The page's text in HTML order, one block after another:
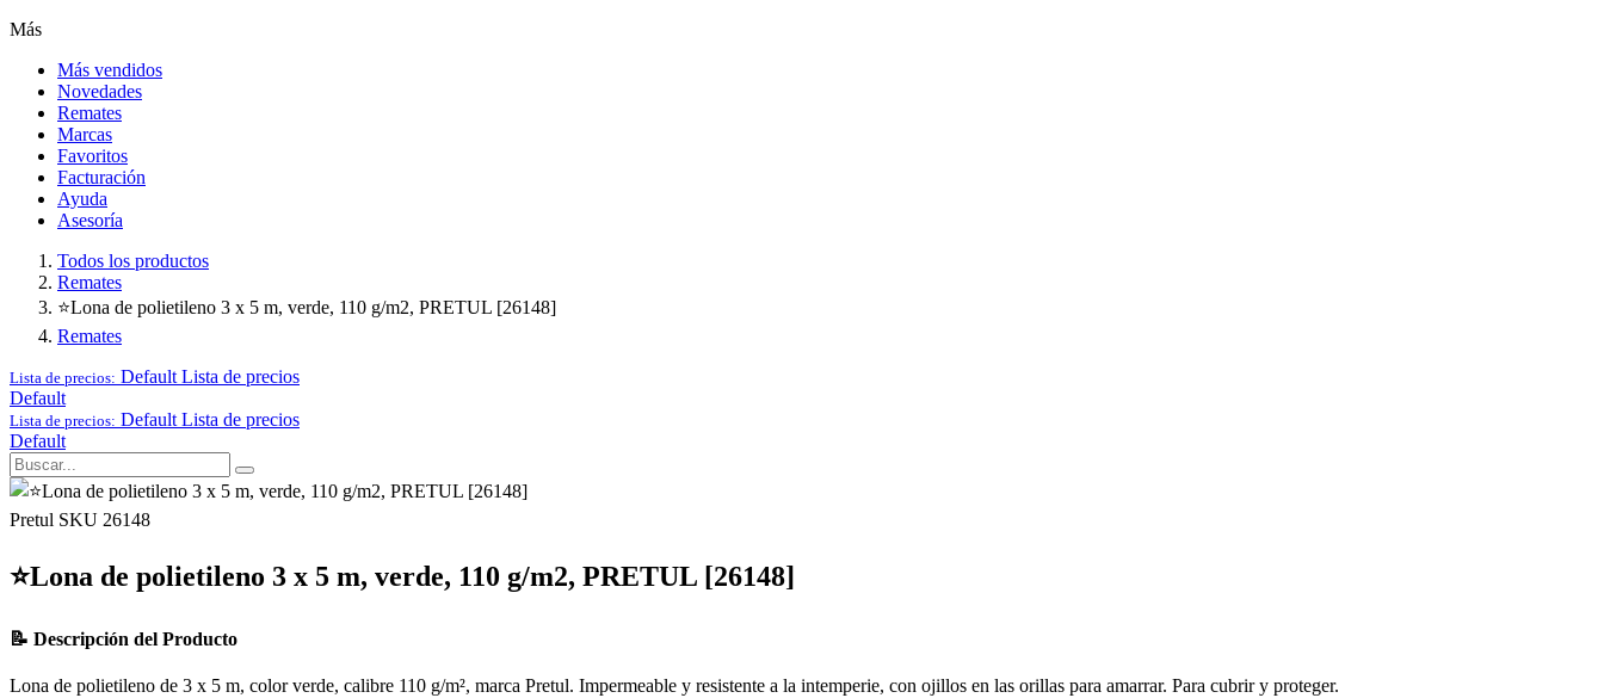
Más
Más vendidos
Novedades
Remates
Marcas
Favoritos
Facturación
Ayuda
Asesoría
Todos los productos
Remates
⭐Lona de polietileno 3 x 5 m, verde, 110 g/m2, PRETUL [26148]
Remates
Lista de precios: Default Lista de precios
Default
Lista de precios: Default Lista de precios
Default
Pretul SKU 26148
⭐Lona de polietileno 3 x 5 m, verde, 110 g/m2, PRETUL [26148]
📝 Descripción del Producto
Lona de polietileno de 3 x 5 m, color verde, calibre 110 g/m², marca Pretul. Impermeable y resistente a la intemperie, con ojillos en las orillas para amarrar. Para cubrir y proteger.